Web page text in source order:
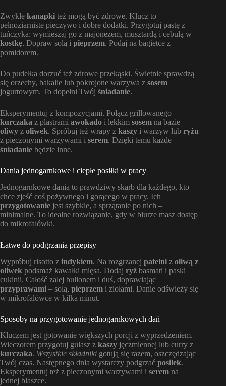
Zwykłe kanapki też mogą być zdrowe. Klucz to
pełnoziarniste pieczywo i dobre dodatki. Przygotuj pastę z
tuńczyka: wymieszaj go z majonezem, musztardą i cebulą w
kostkę. Dopraw solą i pieprzem. Podaj na bagietce z
pomidorem.
Do pudełka dorzuć też zdrowe przekąski. Świetnie sprawdzą
się orzechy, bakalie lub pokrojone warzywa z sosem
jogurtowym. To dopełni Twój śniadanie.
Eksperymentuj z kompozycjami. Połącz grillowanego
kurczaka z plastrami awokado i lekkim sosem na bazie
oliwy z oliwek. Spróbuj też wrapy z kaszy i warzyw lub ryżu
z pieczonymi warzywami i serem. Dzięki temu każde
śniadanie będzie inne.
Dania jednogarnkowe i ciepłe posiłki w pracy
Jednogarnkowe dania to prawdziwy skarb dla każdego, kto
chce zjeść coś pożywnego i gorącego w pracy. Ich
przygotowanie jest szybkie, a sprzątanie po nich –
minimalne. To idealne rozwiązanie, gdy w biurze masz dostęp
do mikrofalówki.
Łatwe do podgrzania przepisy
Wypróbuj risotto z indykiem. Na rozgrzanej patelni z oliwą z
oliwek podsmaż kawałki mięsa. Dodaj ryż basmati i paski
cukinii. Całość zalej bulionem i duś, doprawiając
przyprawami – solą, pieprzem i ziołami. Danie odświeży się
w mikrofalówce w kilka minut.
Sposoby na przygotowanie jednogarnkowych dań
Kluczem jest gotowanie większych porcji z wyprzedzeniem.
Wieczorem przygotuj gulasz z kaszy jęczmiennej lub curry z
kurczaka. Wszystkie składniki gotują się razem, oszczędzając
Twój czas. Następnego dnia wystarczy podgrzać posiłek.
Eksperymentuj też z pieczonymi warzywami i serem na
jednej blaszce.